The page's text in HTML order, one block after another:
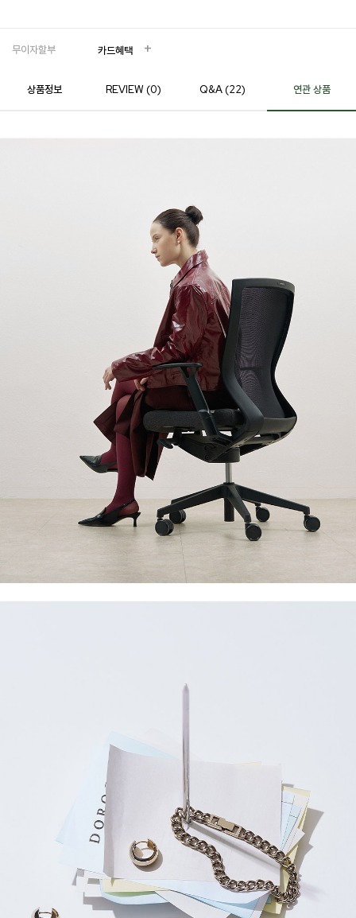
무이자할부 카드혜택
상품정보 REVIEW (0) Q&A (22) 연관 상품